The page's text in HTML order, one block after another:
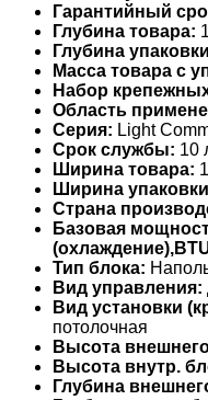
Гарантийный
Глубина товара:
Глубина
Масса товара с
Набор
Область
Серия: Light
Срок службы: 10
Ширина товара:
Ширина
Страна
Базовая
Тип блока:
Вид управления:
Вид установки
потолочная
Высота
Высота внутр.
Глубина